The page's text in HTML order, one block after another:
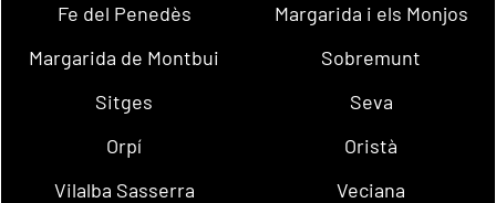
Fe del Penedès
Margarida i els Monjos
Margarida de Montbui
Sobremunt
Sitges
Seva
Orpí
Oristà
Vilalba Sasserra
Veciana